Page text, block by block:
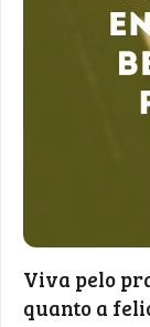
Viva pelo
quanto a